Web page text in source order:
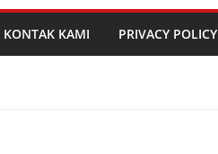
KONTAK KAMI PRIVACY POLICY